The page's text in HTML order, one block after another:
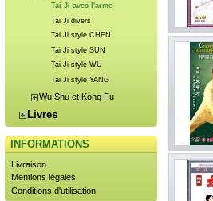
Tai Ji avec l'arme
Tai Ji divers
Tai Ji style CHEN
Tai Ji style SUN
Tai Ji style WU
Tai Ji style YANG
Wu Shu et Kong Fu
Livres
INFORMATIONS
Livraison
Mentions légales
Conditions d'utilisation